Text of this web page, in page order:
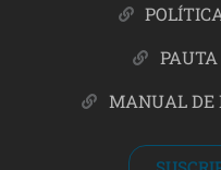
PAUTA
MANUAL DE